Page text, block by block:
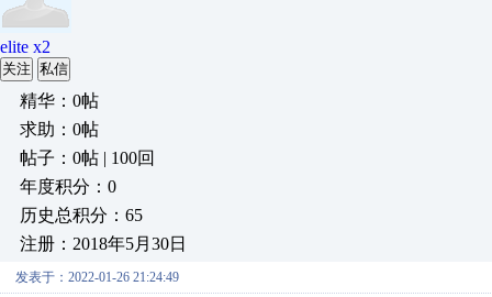
elite x2
关注 私信
精华：0帖
求助：0帖
帖子：0帖 | 100回
年度积分：0
历史总积分：65
注册：2018年5月30日
发表于：2022-01-26 21:24:49